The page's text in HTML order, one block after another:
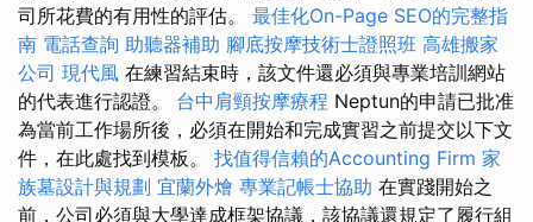
司所花費的有用性的評估。 最佳化On-Page SEO的完整指
南 電話查詢 助聽器補助 腳底按摩技術士證照班 高雄搬家
公司 現代風 在練習結束時，該文件還必須與專業培訓網站
的代表進行認證。 台中肩頸按摩療程 Neptun的申請已批准
為當前工作場所後，必須在開始和完成實習之前提交以下文
件，在此處找到模板。 找值得信賴的Accounting Firm 家
族墓設計與規劃 宜蘭外燴 專業記帳士協助 在實踐開始之
前，公司必須與大學達成框架協議，該協議還規定了履行組